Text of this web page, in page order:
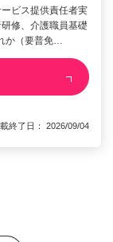
ビス提供責任者実
修、介護職員基礎
か（要普免…
終了日： 2026/09/04